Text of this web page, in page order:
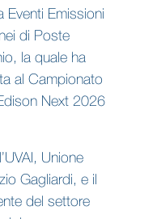
Eventi Emissioni
di Poste
la quale ha
al Campionato
Next 2026
Unione
Gagliardi, e il
del settore